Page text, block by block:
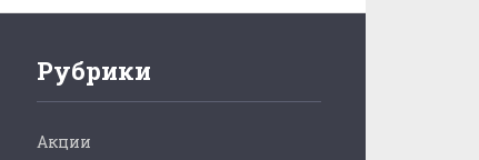
Рубрики
Акции